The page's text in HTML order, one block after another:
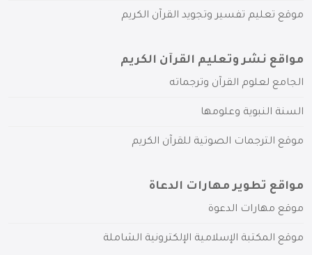
موقع تعليم تفسير وتجويد القرآن الكريم
مواقع نشر وتعليم القرآن الكريم
الجامع لعلوم القرآن وترجماته
السنة النبوية وعلومها
موقع الترجمات الصوتية للقرآن الكريم
مواقع تطوير مهارات الدعاة
موقع مهارات الدعوة
موقع المكتبة الإسلامية الإلكترونية الشاملة